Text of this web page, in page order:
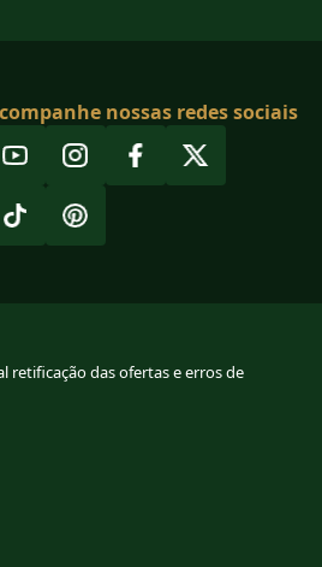
nossas redes sociais
retificação das ofertas e erros de